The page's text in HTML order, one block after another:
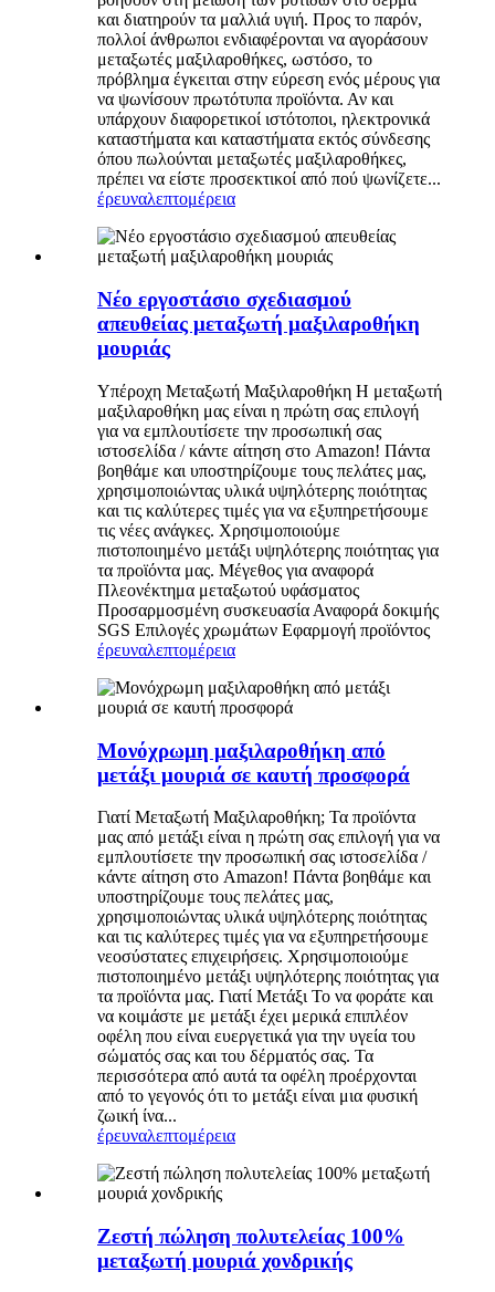
και διατηρούν τα μαλλιά υγιή. Προς το παρόν,
πολλοί άνθρωποι ενδιαφέρονται να αγοράσουν
μεταξωτές μαξιλαροθήκες, ωστόσο, το
πρόβλημα έγκειται στην εύρεση ενός μέρους για
να ψωνίσουν πρωτότυπα προϊόντα. Αν και
υπάρχουν διαφορετικοί ιστότοποι, ηλεκτρονικά
καταστήματα και καταστήματα εκτός σύνδεσης
όπου πωλούνται μεταξωτές μαξιλαροθήκες,
πρέπει να είστε προσεκτικοί από πού ψωνίζετε...
έρευναλεπτομέρεια
Νέο εργοστάσιο σχεδιασμού
απευθείας μεταξωτή μαξιλαροθήκη
μουριάς
Υπέροχη Μεταξωτή Μαξιλαροθήκη Η μεταξωτή
μαξιλαροθήκη μας είναι η πρώτη σας επιλογή
για να εμπλουτίσετε την προσωπική σας
ιστοσελίδα / κάντε αίτηση στο Amazon! Πάντα
βοηθάμε και υποστηρίζουμε τους πελάτες μας,
χρησιμοποιώντας υλικά υψηλότερης ποιότητας
και τις καλύτερες τιμές για να εξυπηρετήσουμε
τις νέες ανάγκες. Χρησιμοποιούμε
πιστοποιημένο μετάξι υψηλότερης ποιότητας για
τα προϊόντα μας. Μέγεθος για αναφορά
Πλεονέκτημα μεταξωτού υφάσματος
Προσαρμοσμένη συσκευασία Αναφορά δοκιμής
SGS Επιλογές χρωμάτων Εφαρμογή προϊόντος
έρευναλεπτομέρεια
Μονόχρωμη μαξιλαροθήκη από
μετάξι μουριά σε καυτή προσφορά
Γιατί Μεταξωτή Μαξιλαροθήκη; Τα προϊόντα
μας από μετάξι είναι η πρώτη σας επιλογή για να
εμπλουτίσετε την προσωπική σας ιστοσελίδα /
κάντε αίτηση στο Amazon! Πάντα βοηθάμε και
υποστηρίζουμε τους πελάτες μας,
χρησιμοποιώντας υλικά υψηλότερης ποιότητας
και τις καλύτερες τιμές για να εξυπηρετήσουμε
νεοσύστατες επιχειρήσεις. Χρησιμοποιούμε
πιστοποιημένο μετάξι υψηλότερης ποιότητας για
τα προϊόντα μας. Γιατί Μετάξι Το να φοράτε και
να κοιμάστε με μετάξι έχει μερικά επιπλέον
οφέλη που είναι ευεργετικά για την υγεία του
σώματός σας και του δέρματός σας. Τα
περισσότερα από αυτά τα οφέλη προέρχονται
από το γεγονός ότι το μετάξι είναι μια φυσική
ζωική ίνα...
έρευναλεπτομέρεια
Ζεστή πώληση πολυτελείας 100%
μεταξωτή μουριά χονδρικής